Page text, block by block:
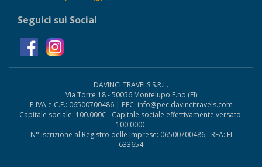
Seguici sui Social
DAVINCI TRAVELS S.R.L.
Via Torre 18 - 50056 Montelupo F.no (FI)
P.IVA e C.F.: 06500700486 | PEC: info@pec.davincitravels.com
Capitale sociale: 100.000€ - Capitale sociale effettivamente versato:
100.000€
N° iscrizione al Registro delle Imprese: 06500700486 - REA: FI
633654